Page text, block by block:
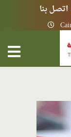
اتصل بنا